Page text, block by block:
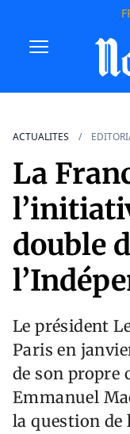
ACTUALITES
La
double
Le président
Paris en
de son propre
Emmanuel
la question de